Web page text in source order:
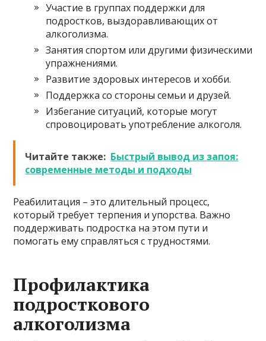
Участие в группах поддержки для
подростков, выздоравливающих от
алкоголизма.
Занятия спортом или другими физическими
упражнениями.
Развитие здоровых интересов и хобби.
Поддержка со стороны семьи и друзей.
Избегание ситуаций, которые могут
спровоцировать употребление алкоголя.
Читайте также: Быстрый вывод из запоя:
современные методы и подходы
Реабилитация – это длительный процесс,
который требует терпения и упорства. Важно
поддерживать подростка на этом пути и
помогать ему справляться с трудностями.
Профилактика
подросткового
алкоголизма